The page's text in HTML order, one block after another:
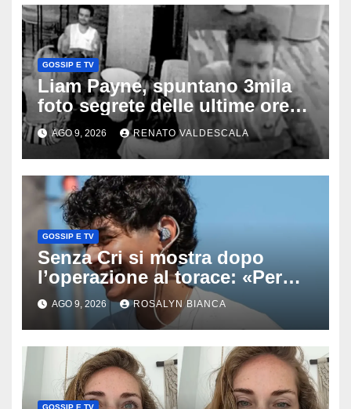
GOSSIP E TV
Liam Payne, spuntano 3mila
foto segrete delle ultime ore:
cosa è successo prima della
tragica caduta dall’hotel
AGO 9, 2026 RENATO VALDESCALA
GOSSIP E TV
Senza Cri si mostra dopo
l’operazione al torace: «Per
anni mi sentivo in trappola», il
racconto sul difficile percorso
verso la serenità
AGO 9, 2026 ROSALYN BIANCA
GOSSIP E TV